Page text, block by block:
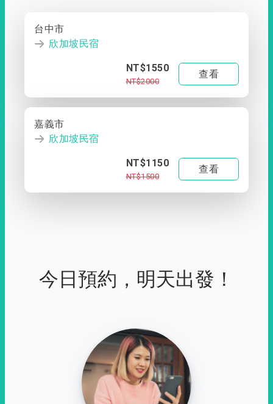
台中市
欣加坡民宿
NT$1550
NT$2000
查看
嘉義市
欣加坡民宿
NT$1150
NT$1500
查看
今日預約，明天出發！